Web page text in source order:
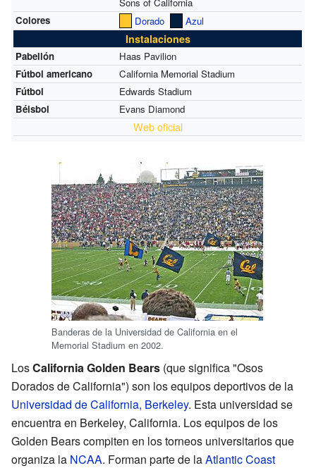
Colores
Dorado Azul
Instalaciones
Pabellón
Haas Pavilion
Fútbol americano
California Memorial Stadium
Fútbol
Edwards Stadium
Béisbol
Evans Diamond
Web oficial
Banderas de la Universidad de California en el
Memorial Stadium en 2002.
LosCalifornia Golden Bears (que significa "Osos
Dorados de California") son los equipos deportivos de la
Universidad de California, Berkeley. Esta universidad se
encuentra en Berkeley, California. Los equipos de los
Golden Bears compiten en los torneos universitarios que
organiza la NCAA. Forman parte de laAtlantic Coast